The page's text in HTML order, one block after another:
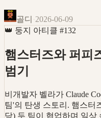
골디 ·2026-06-09
👑 둥지 아티클 #132
햄스터즈와 퍼피
범기
비개발자 벨라가 Claude
팀'의 탄생 스토리. 햄스터
당) 두 팀이 협업하며 일상